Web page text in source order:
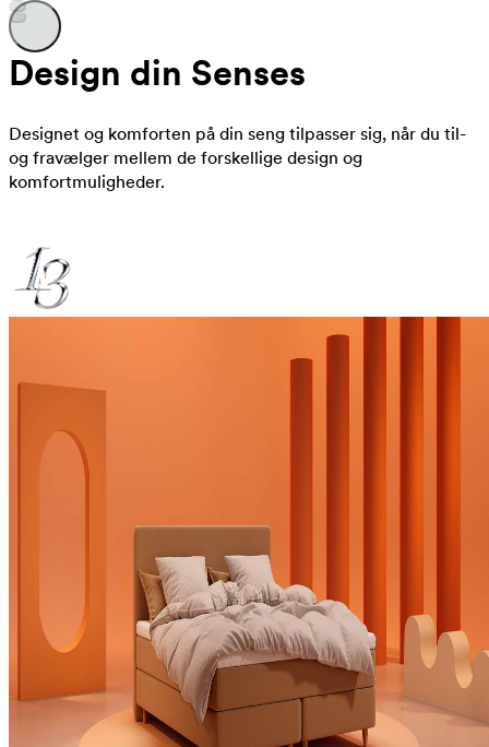
Design din Senses
Designet og komforten på din seng tilpasser sig, når du til-
og fravælger mellem de forskellige design og
komfortmuligheder.